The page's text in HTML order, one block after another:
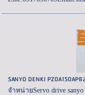
SANYO DENKI
จำหน่ายServo drive